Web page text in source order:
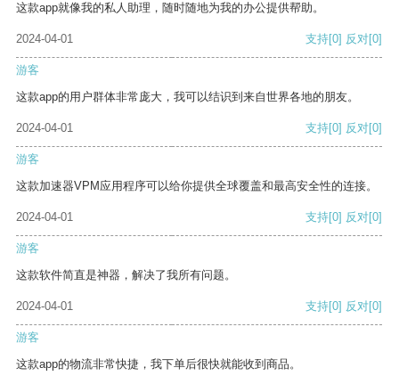
这款app就像我的私人助理，随时随地为我的办公提供帮助。
2024-04-01 支持[0] 反对[0]
游客
这款app的用户群体非常庞大，我可以结识到来自世界各地的朋友。
2024-04-01 支持[0] 反对[0]
游客
这款加速器VPM应用程序可以给你提供全球覆盖和最高安全性的连接。
2024-04-01 支持[0] 反对[0]
游客
这款软件简直是神器，解决了我所有问题。
2024-04-01 支持[0] 反对[0]
游客
这款app的物流非常快捷，我下单后很快就能收到商品。